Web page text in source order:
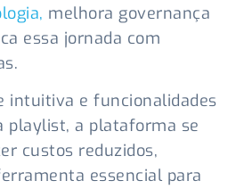
melhora governança
essa jornada com
intuitiva e funcionalidades
playlist, a plataforma se
custos reduzidos,
essencial para